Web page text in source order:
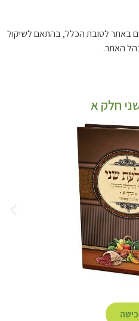
באתר לטובת הכלל, בהתאם לשיקול
האתר.
חלק א